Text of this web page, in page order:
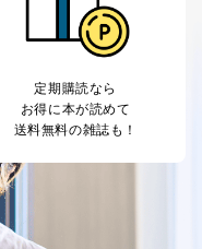
定期購読なら
お得に本が読めて
送料無料の雑誌も！